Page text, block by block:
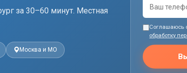
за 30–60 минут. Местная
Москва и МО
Соглашаюсь
обработку